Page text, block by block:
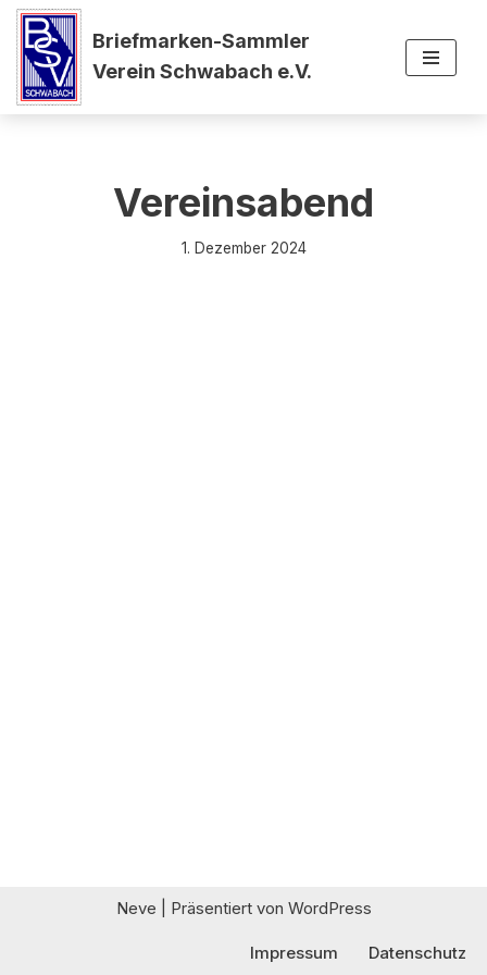
Zum
Inhalt
springen
Briefmarken-Sammler
Verein Schwabach e.V.
Vereinsabend
1. Dezember 2024
Neve | Präsentiert von WordPress
Impressum Datenschutz